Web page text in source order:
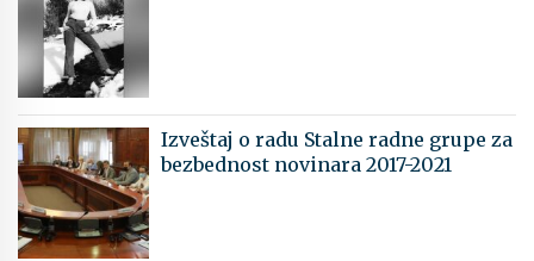
Izveštaj o radu Stalne radne grupe za
bezbednost novinara 2017-2021